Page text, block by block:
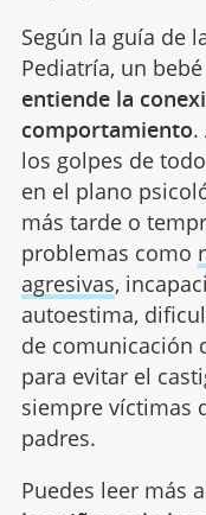
Según la guía de
Pediatría, un
entiende la
comportamiento.
los golpes de
en el plano
más tarde o
problemas como
agresivas,
autoestima,
de comunicación
para evitar el
siempre víctimas
padres.
Puedes leer más